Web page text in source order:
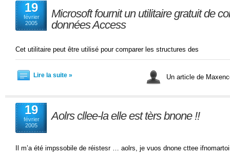
19
février
2005
Microsoft fournit un utilitaire gratuit de
données Access
Cet utilitaire peut être utilisé pour comparer les structures des
Lire la suite » Un article de
19
février
2005
Aolrs cllee-la elle est tèrs bnone !!
Il m’a été impssobile de réistesr … aolrs, je vuos dnone cttee